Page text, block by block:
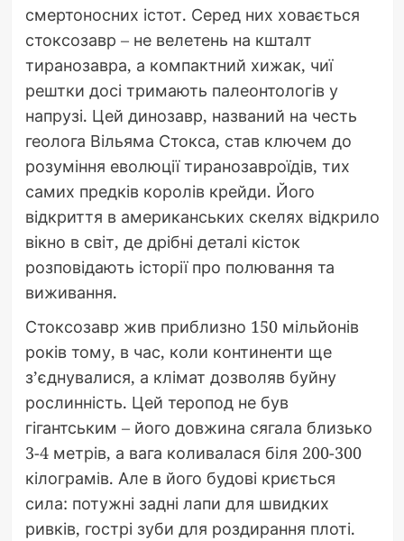
смертоносних істот. Серед них ховається
стоксозавр – не велетень на кшталт
тиранозавра, а компактний хижак, чиї
рештки досі тримають палеонтологів у
напрузі. Цей динозавр, названий на честь
геолога Вільяма Стокса, став ключем до
розуміння еволюції тиранозавроїдів, тих
самих предків королів крейди. Його
відкриття в американських скелях відкрило
вікно в світ, де дрібні деталі кісток
розповідають історії про полювання та
виживання.
Стоксозавр жив приблизно 150 мільйонів
років тому, в час, коли континенти ще
з’єднувалися, а клімат дозволяв буйну
рослинність. Цей теропод не був
гігантським – його довжина сягала близько
3-4 метрів, а вага коливалася біля 200-300
кілограмів. Але в його будові криється
сила: потужні задні лапи для швидких
ривків, гострі зуби для роздирання плоті.